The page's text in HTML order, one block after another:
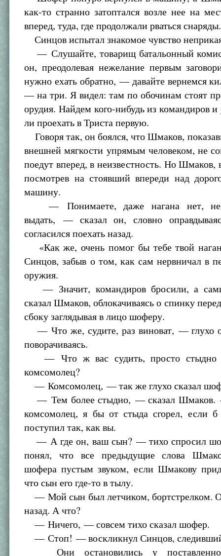
как-то странно затоптался возле нее на
вперед, туда, где продолжали рваться снаряды.
Синцов испытал знакомое чувство
— Слушайте, товарищ батальонный
он, преодолевая нежелание первым
нужно ехать обратно, — давайте вернемся
— на три. Я видел: там по обочинам стоят
орудия. Найдем кого-нибудь из командиров
ли проехать в Триста первую.
Говоря так, он боялся, что Шмаков,
внешней мягкости упрямым человеком, не
поедут вперед, в неизвестность. Но Шмаков,
посмотрев на стоявший впереди над
машину.
— Понимаете, даже нагана нет, не
выдать, — сказал он, словно
согласился поехать назад.
«Как же, очень помог бы тебе твой
Синцов, забыв о том, как сам нервничал в
оружия.
— Значит, командиров бросили, а
сказал Шмаков, облокачиваясь о спинку
сбоку заглядывая в лицо шоферу.
— Что же, судите, раз виноват, — глухо
поворачиваясь.
— Что ж вас судить, просто
комсомолец?
— Комсомолец, — так же глухо сказал
— Тем более стыдно, — сказал
комсомолец, я бы от стыда сгорел, если
поступил так, как вы.
— А где он, ваш сын? — тихо спросил
понял, что все предыдущие слова
шофера пустым звуком, если Шмакову
что сын его где-то в тылу.
— Мой сын был летчиком, бортстрелком.
назад. А что?
— Ничего, — совсем тихо сказал шофер.
— Стоп! — воскликнул Синцов, следивший
Они остановились у